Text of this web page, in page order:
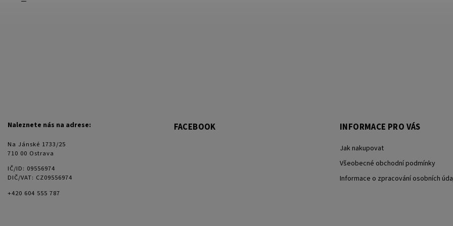
Naleznete nás na adrese:
Na Jánské 1733/25
710 00 Ostrava
IČ/ID: 09556974
DIČ/VAT: CZ09556974
+420 604 555 787
FACEBOOK INFORMACE PRO VÁS
Jak nakupovat
Všeobecné obchodní podmínky
Informace o zpracování osobních